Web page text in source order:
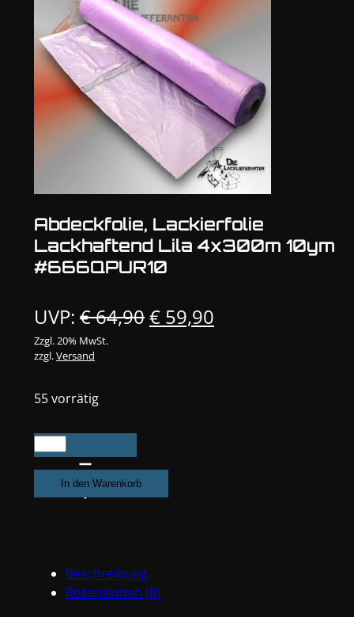
Abdeckfolie, Lackierfolie
Lackhaftend Lila 4x300m 10ym
#666QPUR10
UVP: €64,90Ursprünglicher
€ 59,90
Zzgl. 20% MwSt.
zzgl.Versand
55 vorrätig
Abdeckfolie,
Lackierfolie
Lackhaftend
Lila
Menge
In den Warenkorb
Beschreibung
Rezensionen (0)